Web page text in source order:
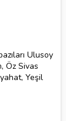
Ulusoy
Öz Sivas
Yeşil